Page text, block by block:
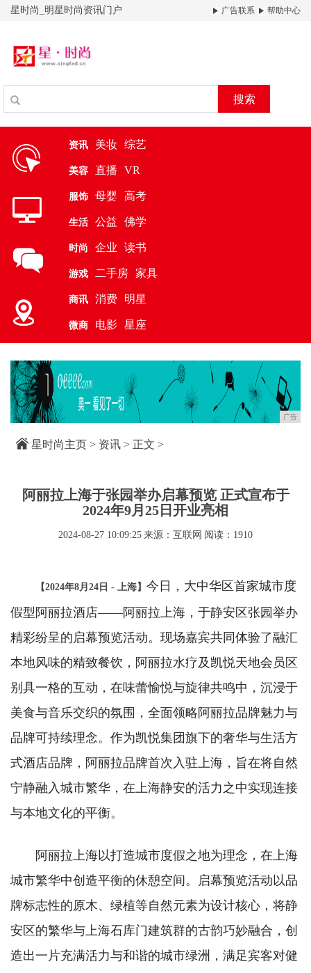
星时尚_明星时尚资讯门户 广告联系 帮助中心
搜索
资讯 美妆 综艺
美容 直播 VR
服饰 母婴 高考
生活 公益 佛学
时尚 企业 读书
游戏 二手房 家具
商讯 消费 明星
微商 电影 星座
广告
星时尚主页 > 资讯 > 正文 >
阿丽拉上海于张园举办启幕预览 正式宣布于
2024年9月25日开业亮相
2024-08-27 10:09:25 来源：互联网 阅读：1910
【2024年8月24日 - 上海】 今日，大中华区首家城市度
假型阿丽拉酒店——阿丽拉上海，于静安区张园举办
精彩纷呈的启幕预览活动。现场嘉宾共同体验了融汇
本地风味的精致餐饮，阿丽拉水疗及凯悦天地会员区
别具一格的互动，在味蕾愉悦与旋律共鸣中，沉浸于
美食与音乐交织的氛围，全面领略阿丽拉品牌魅力与
品牌可持续理念。作为凯悦集团旗下的奢华与生活方
式酒店品牌，阿丽拉品牌首次入驻上海，旨在将自然
宁静融入城市繁华，在上海静安的活力之中实现连接
与本地文化的平衡。
阿丽拉上海以打造城市度假之地为理念，在上海
城市繁华中创造平衡的休憩空间。启幕预览活动以品
牌标志性的原木、绿植等自然元素为设计核心，将静
安区的繁华与上海石库门建筑群的古韵巧妙融合，创
造出一片充满活力与和谐的城市绿洲，满足宾客对健